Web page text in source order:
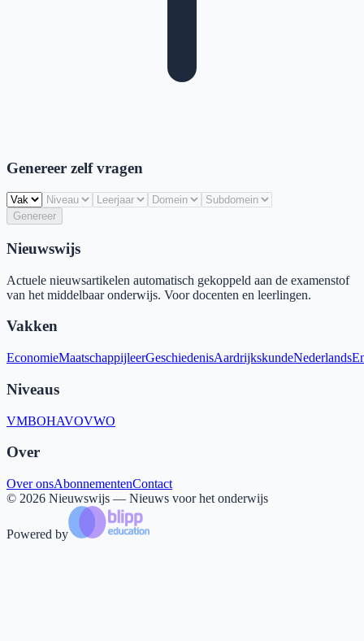
Genereer zelf vragen
Genereer
Nieuwswijs
Actuele nieuwsartikelen automatisch gekoppeld aan de examenstof
van het middelbaar onderwijs. Voor docenten en leerlingen.
Vakken
EconomieMaatschappijleerGeschiedenisAardrijkskundeNederlands
Niveaus
VMBOHAVOVWO
Over
Over onsAbonnementenContact
© 2026 Nieuwswijs — Nieuws voor het onderwijs
Powered by